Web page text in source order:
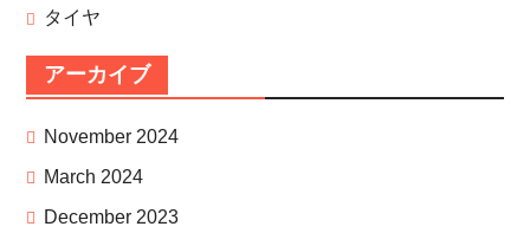
タイヤ
アーカイブ
November 2024
March 2024
December 2023